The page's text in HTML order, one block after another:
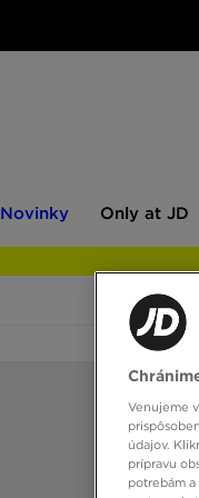
Novinky
JD
Only at JD
Venujeme
údajov.
prípravu
potrebám